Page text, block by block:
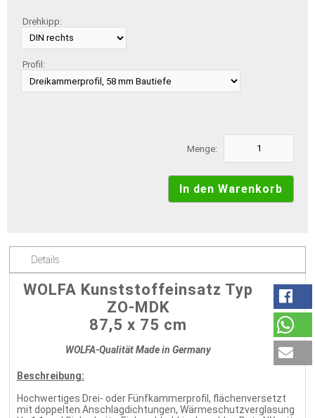
Drehkipp:
Profil:
Menge:
Details
WOLFA Kunststoffeinsatz Typ
ZO-MDK
87,5 x 75 cm
WOLFA-Qualität Made in Germany
Beschreibung:
Hochwertiges Drei- oder Fünfkammerprofil, flächenversetzt
mit doppelten Anschlagdichtungen, Wärmeschutzverglasung